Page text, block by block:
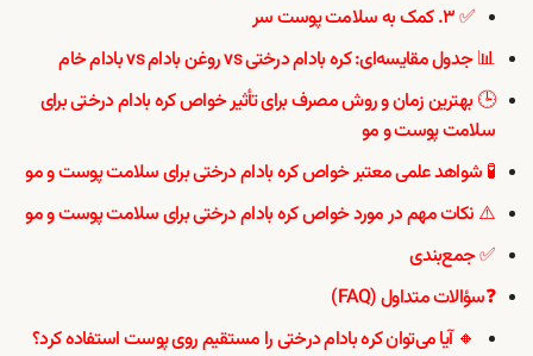
✅ ۳. کمک به سلامت پوست سر
📊 جدول مقایسه‌ای: کره بادام درختی vs روغن بادام vs بادام خام
🕒 بهترین زمان و روش مصرف برای تأثیر خواص کره بادام درختی برای
سلامت پوست و مو
🧪 شواهد علمی معتبر خواص کره بادام درختی برای سلامت پوست و مو
⚠️ نکات مهم در مورد خواص کره بادام درختی برای سلامت پوست و مو
✅ جمع‌بندی
❓سؤالات متداول (FAQ)
🔸 آیا می‌توان کره بادام درختی را مستقیم روی پوست استفاده کرد؟